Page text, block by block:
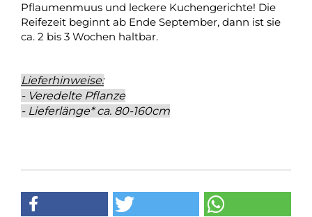
Pflaumenmuus und leckere Kuchengerichte! Die
Reifezeit beginnt ab Ende September, dann ist sie
ca. 2 bis 3 Wochen haltbar.
Lieferhinweise:
- Veredelte Pflanze
- Lieferlänge* ca. 80-160cm